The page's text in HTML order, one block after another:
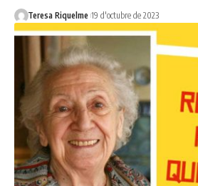
Teresa Riquelme 19 d'octubre de 2023